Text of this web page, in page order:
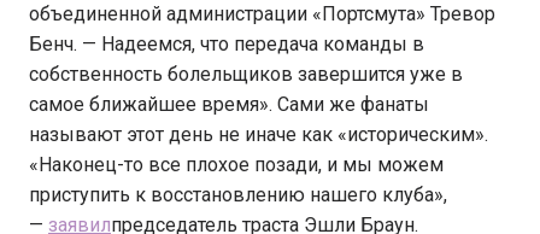
объединенной администрации «Портсмута» Тревор
Бенч. — Надеемся, что передача команды в
собственность болельщиков завершится уже в
самое ближайшее время». Сами же фанаты
называют этот день не иначе как «историческим».
«Наконец-то все плохое позади, и мы можем
приступить к восстановлению нашего клуба»,
— заявилпредседатель траста Эшли Браун.